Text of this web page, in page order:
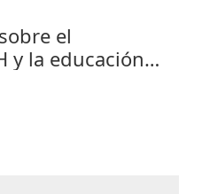
el
y la educación